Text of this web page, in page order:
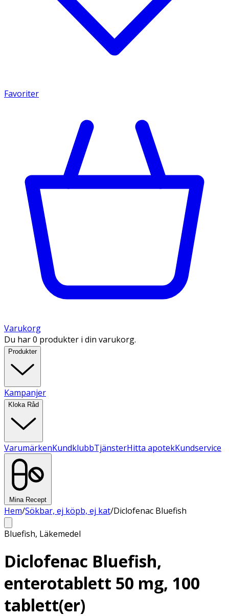
Favoriter
Varukorg
Du har 0 produkter i din varukorg.
Produkter
Kampanjer
Kloka Råd
VarumärkenKundklubbTjänsterHitta apotekKundservice
Mina Recept
Hem/Sökbar, ej köpb, ej kat/Diclofenac Bluefish
Bluefish, Läkemedel
Diclofenac Bluefish,
enterotablett 50 mg, 100
tablett(er)